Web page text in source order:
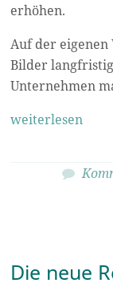
erhöhen.
Auf der
Bilder
Unternehmen
weiterlesen
Die neue